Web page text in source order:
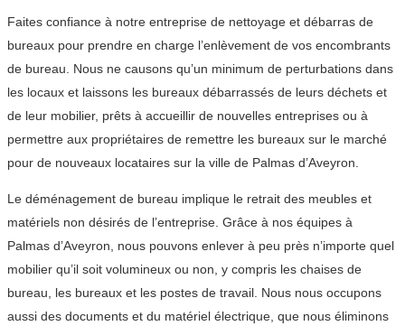
Faites confiance à notre entreprise de nettoyage et débarras de
bureaux pour prendre en charge l’enlèvement de vos encombrants
de bureau. Nous ne causons qu’un minimum de perturbations dans
les locaux et laissons les bureaux débarrassés de leurs déchets et
de leur mobilier, prêts à accueillir de nouvelles entreprises ou à
permettre aux propriétaires de remettre les bureaux sur le marché
pour de nouveaux locataires sur la ville de Palmas d’Aveyron.
Le déménagement de bureau implique le retrait des meubles et
matériels non désirés de l’entreprise. Grâce à nos équipes à
Palmas d’Aveyron, nous pouvons enlever à peu près n’importe quel
mobilier qu’il soit volumineux ou non, y compris les chaises de
bureau, les bureaux et les postes de travail. Nous nous occupons
aussi des documents et du matériel électrique, que nous éliminons